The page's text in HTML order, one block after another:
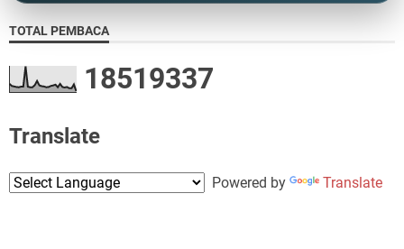
TOTAL PEMBACA
18519337
Translate
Powered by Translate